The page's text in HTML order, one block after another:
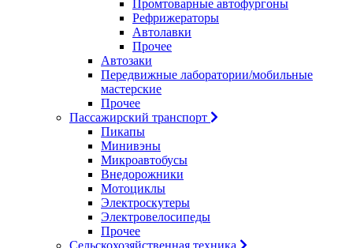
Промтоварные автофургоны
Рефрижераторы
Автолавки
Прочее
Автозаки
Передвижные лаборатории/мобильные
мастерские
Прочее
Пассажирский транспорт
Пикапы
Минивэны
Микроавтобусы
Внедорожники
Мотоциклы
Электроскутеры
Электровелосипеды
Прочее
Сельскохозяйственная техника